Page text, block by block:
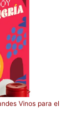
Vinos para el